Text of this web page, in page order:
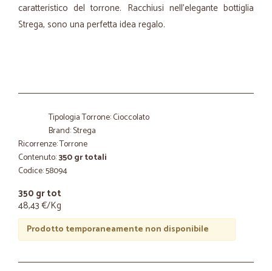
caratteristico del torrone. Racchiusi nell'elegante bottiglia
Strega, sono una perfetta idea regalo.
Tipologia Torrone: Cioccolato
Brand: Strega
Ricorrenze: Torrone
Contenuto:350 gr totali
Codice: 58094
350 gr tot
48,43 €/Kg
Prodotto temporaneamente non disponibile